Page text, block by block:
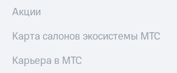
Акции
Карта салонов экосистемы МТС
Карьера в МТС